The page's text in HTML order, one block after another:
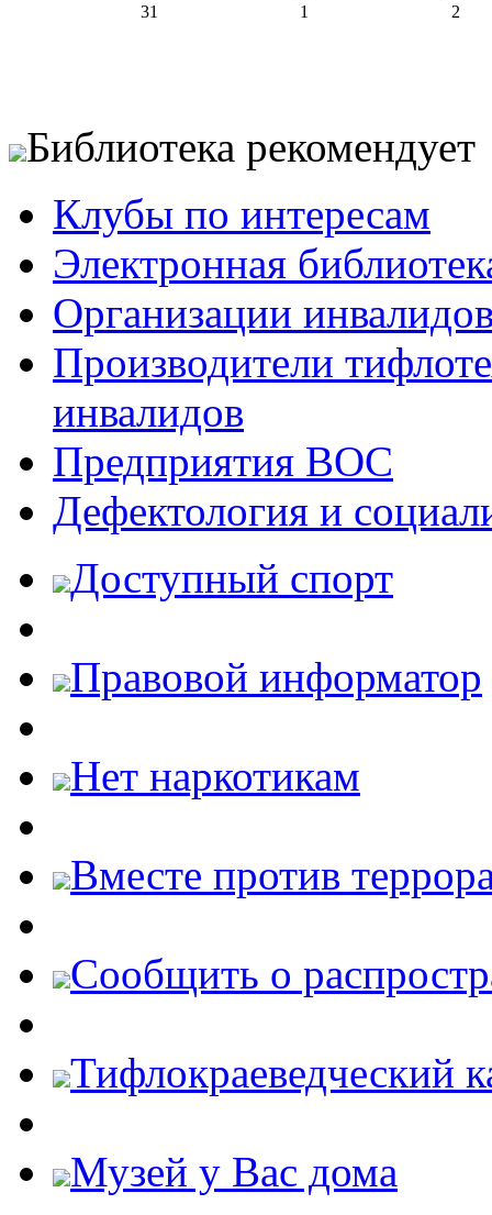
31
1 2
Библиотека рекомендует
Клубы по интересам
Электронная
Организации
Производители
инвалидов
Предприятия ВОС
Дефектология и
Доступный спорт
Правовой информатор
Нет наркотикам
Вместе против
Cообщить о
Тифлокраеведческий
Музей у Вас дома